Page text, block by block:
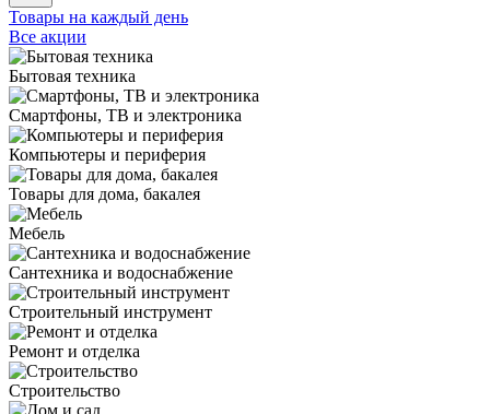
Товары на каждый день
Все акции
Бытовая техника
Смартфоны, ТВ и электроника
Компьютеры и периферия
Товары для дома, бакалея
Мебель
Сантехника и водоснабжение
Строительный инструмент
Ремонт и отделка
Строительство